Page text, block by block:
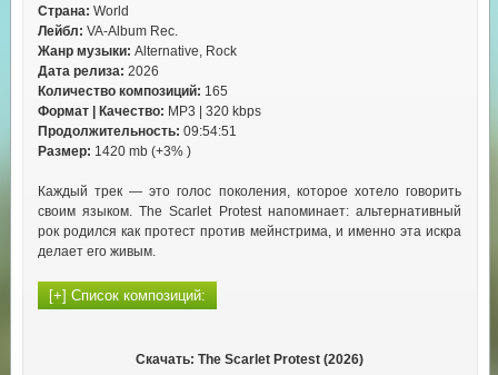
Страна: World
Лейбл: VA-Album Rec.
Жанр музыки: Alternative, Rock
Дата релиза: 2026
Количество композиций: 165
Формат | Качество: MP3 | 320 kbps
Продолжительность: 09:54:51
Размер: 1420 mb (+3% )
Каждый трек — это голос поколения, которое хотело говорить
своим языком. The Scarlet Protest напоминает: альтернативный
рок родился как протест против мейнстрима, и именно эта искра
делает его живым.
Скачать: The Scarlet Protest (2026)